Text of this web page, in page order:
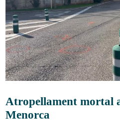
Atropellament mortal
Menorca